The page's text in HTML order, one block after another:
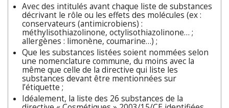
Avec des intitulés avant chaque liste de substances
décrivant le rôle ou les effets des molécules (ex :
conservateurs (antimicrobiens) :
méthylisothiazolinone, octylisothiazolinone… ;
allergènes : limonène, coumarine…) ;
Que les substances listées soient nommées selon
une nomenclature commune, du moins avec la
même que celle de la directive qui liste les
substances devant être mentionnées sur
l’étiquette ;
Idéalement, la liste des 26 substances de la